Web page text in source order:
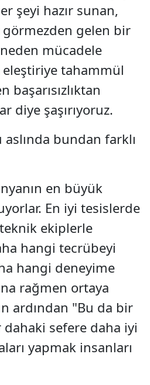
şeyi hazır sunan,
görmezden gelen bir
mücadele
tahammül
başarısızlıktan
diye şaşırıyoruz.
bundan farklı
en büyük
En iyi tesislerde
teknik ekiplerle
hangi tecrübeyi
hangi deneyime
rağmen ortaya
ardından "Bu da bir
sefere daha iyi
yapmak insanları